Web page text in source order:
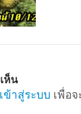
ห็น
เข้าสู่ระบบ เพื่อ